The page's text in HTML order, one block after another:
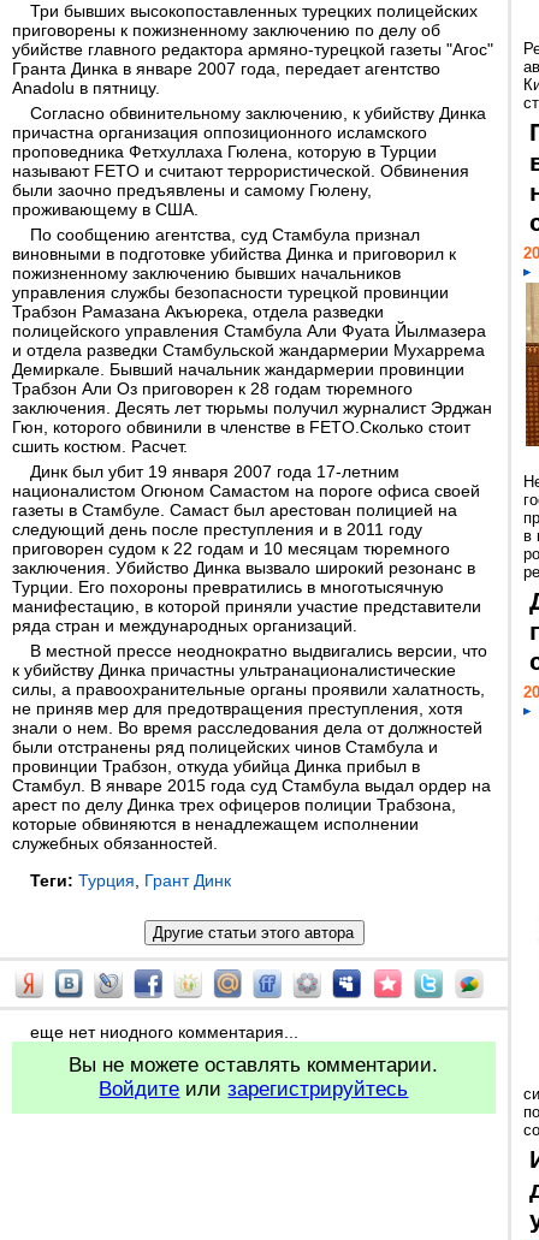
Три бывших высокопоставленных турецких полицейских
приговорены к пожизненному заключению по делу об
убийстве главного редактора армяно-турецкой газеты "Агос"
Гранта Динка в январе 2007 года, передает агентство
Anadolu в пятницу.
Согласно обвинительному заключению, к убийству Динка
причастна организация оппозиционного исламского
проповедника Фетхуллаха Гюлена, которую в Турции
называют FETO и считают террористической. Обвинения
были заочно предъявлены и самому Гюлену,
проживающему в США.
По сообщению агентства, суд Стамбула признал
виновными в подготовке убийства Динка и приговорил к
пожизненному заключению бывших начальников
управления службы безопасности турецкой провинции
Трабзон Рамазана Акъюрека, отдела разведки
полицейского управления Стамбула Али Фуата Йылмазера
и отдела разведки Стамбульской жандармерии Мухаррема
Демиркале. Бывший начальник жандармерии провинции
Трабзон Али Оз приговорен к 28 годам тюремного
заключения. Десять лет тюрьмы получил журналист Эрджан
Гюн, которого обвинили в членстве в FETO.Сколько стоит
сшить костюм. Расчет.
Динк был убит 19 января 2007 года 17-летним
националистом Огюном Самастом на пороге офиса своей
газеты в Стамбуле. Самаст был арестован полицией на
следующий день после преступления и в 2011 году
приговорен судом к 22 годам и 10 месяцам тюремного
заключения. Убийство Динка вызвало широкий резонанс в
Турции. Его похороны превратились в многотысячную
манифестацию, в которой приняли участие представители
ряда стран и международных организаций.
В местной прессе неоднократно выдвигались версии, что
к убийству Динка причастны ультранационалистические
силы, а правоохранительные органы проявили халатность,
не приняв мер для предотвращения преступления, хотя
знали о нем. Во время расследования дела от должностей
были отстранены ряд полицейских чинов Стамбула и
провинции Трабзон, откуда убийца Динка прибыл в
Стамбул. В январе 2015 года суд Стамбула выдал ордер на
арест по делу Динка трех офицеров полиции Трабзона,
которые обвиняются в ненадлежащем исполнении
служебных обязанностей.
Теги: Турция Грант Динк
еще нет ниодного комментария...
Вы не можете оставлять комментарии.
Войдите илизарегистрируйтесь
в